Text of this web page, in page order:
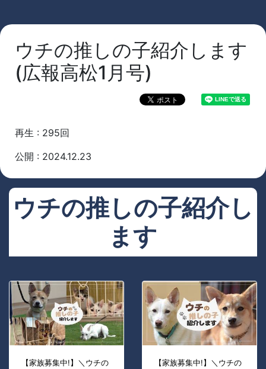
ウチの推しの子紹介します
(広報高松1月号)
再生 : 295回
公開 : 2024.12.23
ウチの推しの子紹介し
ます
【家族募集中!】＼ウチの
【家族募集中!】＼ウチの